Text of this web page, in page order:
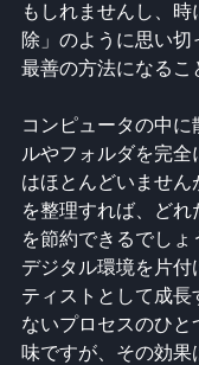
もしれませんし、
除」のように思い
最善の方法になるこ
コンピュータの中に
ルやフォルダを完全
はほとんどいません
を整理すれば、どれ
を節約できるでしょ
デジタル環境を片付
ティストとして成
ないプロセスのひ
味ですが、その効